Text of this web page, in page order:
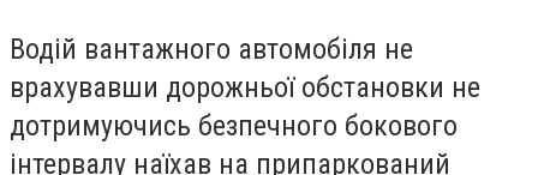
Водій вантажного автомобіля не
врахувавши дорожньої обстановки не
дотримуючись безпечного бокового
інтервалу наїхав на припаркований